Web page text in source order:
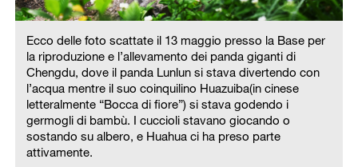
Ecco delle foto scattate il 13 maggio presso la Base per
la riproduzione e l’allevamento dei panda giganti di
Chengdu, dove il panda Lunlun si stava divertendo con
l’acqua mentre il suo coinquilino Huazuiba(in cinese
letteralmente “Bocca di fiore”) si stava godendo i
germogli di bambù. I cuccioli stavano giocando o
sostando su albero, e Huahua ci ha preso parte
attivamente.